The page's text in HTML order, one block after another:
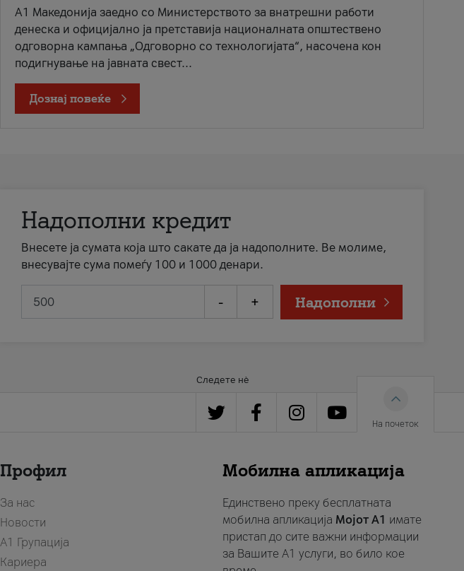
A1 Македонија заедно со Министерството за внатрешни работи
денеска и официјално ја претставија националната општествено
одговорна кампања „Одговорно со технологијата“, насочена кон
подигнување на јавната свест...
Дознај повеќе
Надополни кредит
Внесете ја сумата која што сакате да ја надополните. Ве молиме,
внесувајте сума помеѓу 100 и 1000 денари.
- + Надополни
Следете нè
На почеток
Профил
За нас
Новости
А1 Групација
Кариера
Мобилна апликација
Единствено преку бесплатната
мобилна апликација Мојот A1 имате
пристап до сите важни информации
за Вашите A1 услуги, во било кое